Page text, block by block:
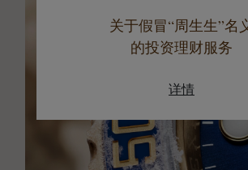
关于假冒“周生生”名
的投资理财服务
详情